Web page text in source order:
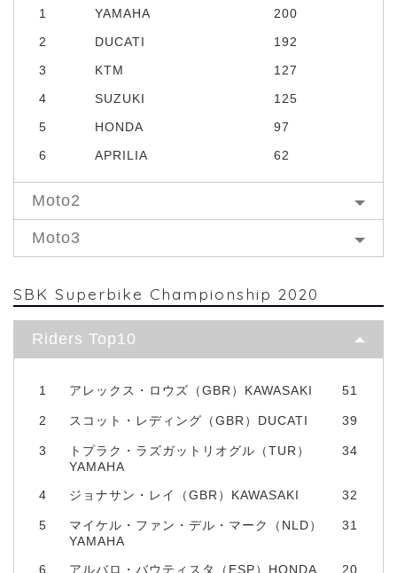
1 YAMAHA
200
2
DUCATI
192
3
KTM
127
4
SUZUKI
125
5
HONDA
97
6
APRILIA 62
Moto2
Moto3
SBK Superbike Championship 2020
Riders Top10
1 アレックス・ロウズ（GBR）KAWASAKI 51
2 スコット・レディング（GBR）DUCATI 39
3
トプラク・ラズガットリオグル（TUR）
YAMAHA
34
4 ジョナサン・レイ（GBR）KAWASAKI 32
5
マイケル・ファン・デル・マーク（NLD）
YAMAHA
31
6 アルバロ・バウティスタ（ESP）HONDA 20